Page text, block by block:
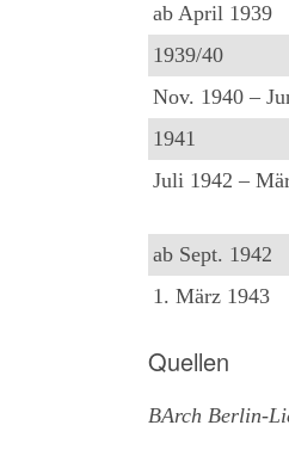
ab April 1939
1939/40
Nov. 1940 –
1941
Juli 1942 –
ab Sept. 1942
1. März 1943
Quellen
BArch Berlin-